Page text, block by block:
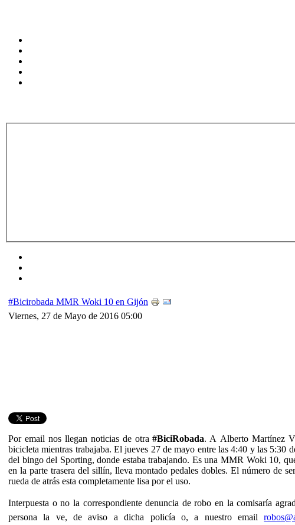
#Bicirobada MMR Woki 10 en Gijón
Viernes, 27 de Mayo de 2016 05:00
Por email nos llegan noticias de otra#BiciRobada. A Alberto Martínez
bicicleta mientras trabajaba. El jueves 27 de mayo entre las 4:40 y las 5:30
del bingo del Sporting, donde estaba trabajando. Es una MMR Woki 10,
en la parte trasera del sillín, lleva montado pedales dobles. El número de
rueda de atrás esta completamente lisa por el uso.
Interpuesta o no la correspondiente denuncia de robo en la comisaría
persona la ve, de aviso a dicha policía o, a nuestro email